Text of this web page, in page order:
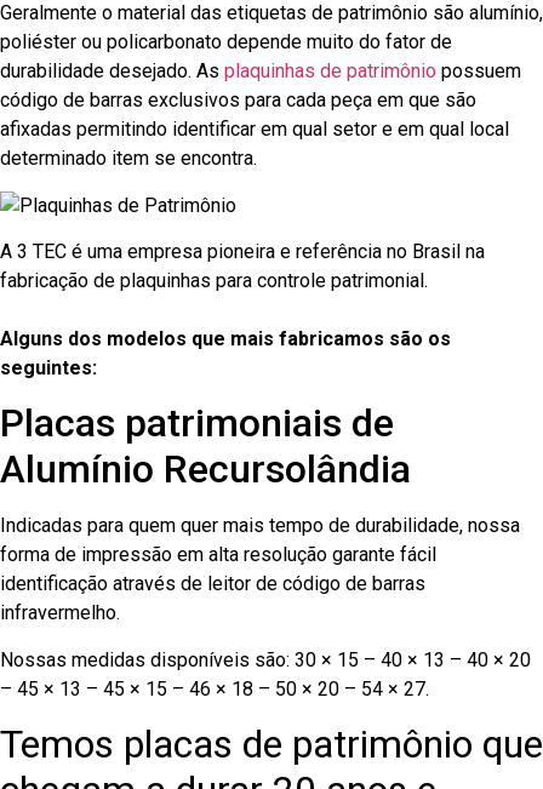
Geralmente o material das etiquetas de patrimônio são alumínio,
poliéster ou policarbonato depende muito do fator de
durabilidade desejado. As plaquinhas de patrimônio possuem
código de barras exclusivos para cada peça em que são
afixadas permitindo identificar em qual setor e em qual local
determinado item se encontra.
A 3 TEC é uma empresa pioneira e referência no Brasil na
fabricação de plaquinhas para controle patrimonial.
Alguns dos modelos que mais fabricamos são os
seguintes:
Placas patrimoniais de
Alumínio Recursolândia
Indicadas para quem quer mais tempo de durabilidade, nossa
forma de impressão em alta resolução garante fácil
identificação através de leitor de código de barras
infravermelho.
Nossas medidas disponíveis são: 30 × 15 – 40 × 13 – 40 × 20
– 45 × 13 – 45 × 15 – 46 × 18 – 50 × 20 – 54 × 27.
Temos placas de patrimônio que